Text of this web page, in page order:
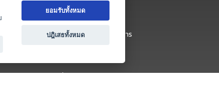
เกี่ยวกับ Thai MICE Connect
นโยบายความเป็นส่วนตัว
ข้อตกลง และเงื่อนไขการใช้บริการ
ยอมรับทั้งหมด
ปฎิเสธทั้งหมด